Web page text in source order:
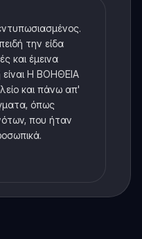
την είδα
και έμεινα
Η ΒΟΗΘΕΙΑ
και πάνω απ'
όπως
που ήταν